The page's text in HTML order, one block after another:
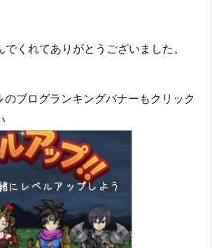
くれてありがとうございました。
ブログランキングバナーもクリック